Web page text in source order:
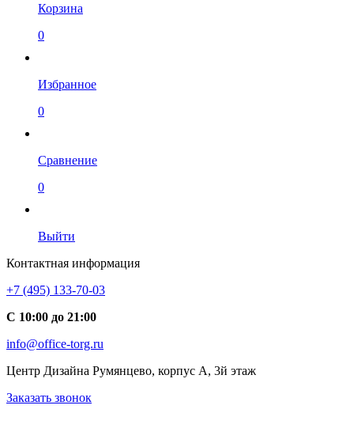
Корзина
0
Избранное
0
Сравнение
0
Выйти
Контактная информация
+7 (495) 133-70-03
С 10:00 до 21:00
info@office-torg.ru
Центр Дизайна Румянцево, корпус А, 3й этаж
Заказать звонок